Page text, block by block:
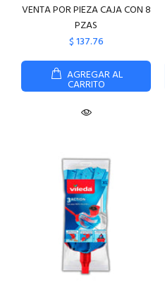
VENTA POR PIEZA CAJA CON 8
PZAS
$ 137.76
AGREGAR AL
CARRITO